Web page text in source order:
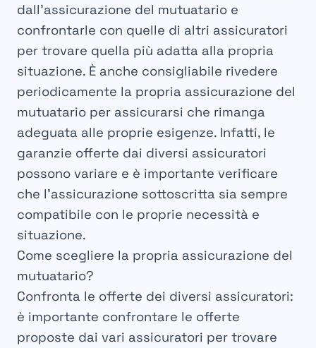
dall’assicurazione del mutuatario e
confrontarle con quelle di altri assicuratori
per trovare quella più adatta alla propria
situazione. È anche consigliabile rivedere
periodicamente la propria assicurazione del
mutuatario per assicurarsi che rimanga
adeguata alle proprie esigenze. Infatti, le
garanzie offerte dai diversi assicuratori
possono variare e è importante verificare
che l’assicurazione sottoscritta sia sempre
compatibile con le proprie necessità e
situazione.
Come scegliere la propria assicurazione del
mutuatario?
Confronta le offerte dei diversi assicuratori:
è importante confrontare le offerte
proposte dai vari assicuratori per trovare